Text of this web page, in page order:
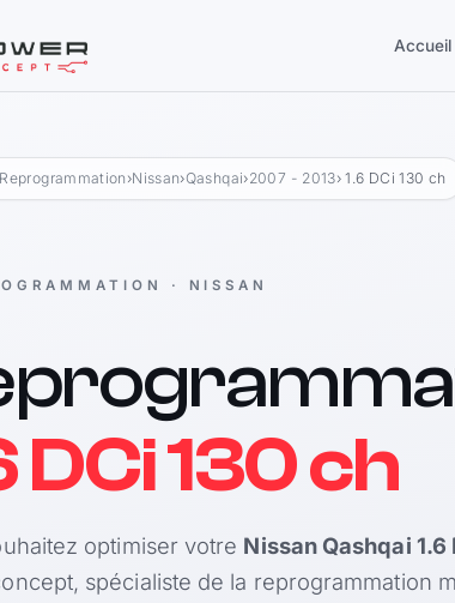
Accueil
Reprogrammation ›Nissan›Qashqai›2007 - 2013› 1.6 DCi 130 ch
· NISSAN
DCi 130 ch
optimiser votre Nissan Qashqai 1.6
spécialiste de la reprogrammation